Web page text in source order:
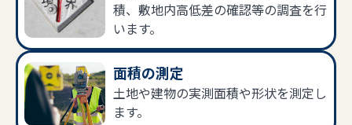
積、敷地内高低差の確認等の調査を行
います。
面積の測定
土地や建物の実測面積や形状を測定し
ます。